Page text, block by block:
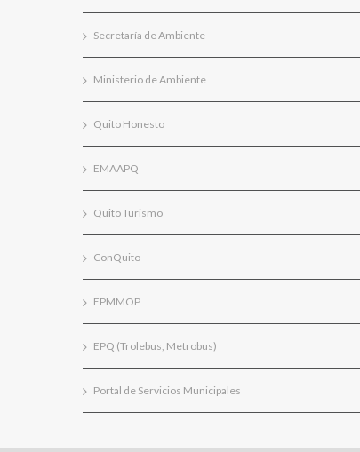
Secretaría de Ambiente
Ministerio de Ambiente
Quito Honesto
EMAAPQ
Quito Turismo
ConQuito
EPMMOP
EPQ (Trolebus, Metrobus)
Portal de Servicios Municipales